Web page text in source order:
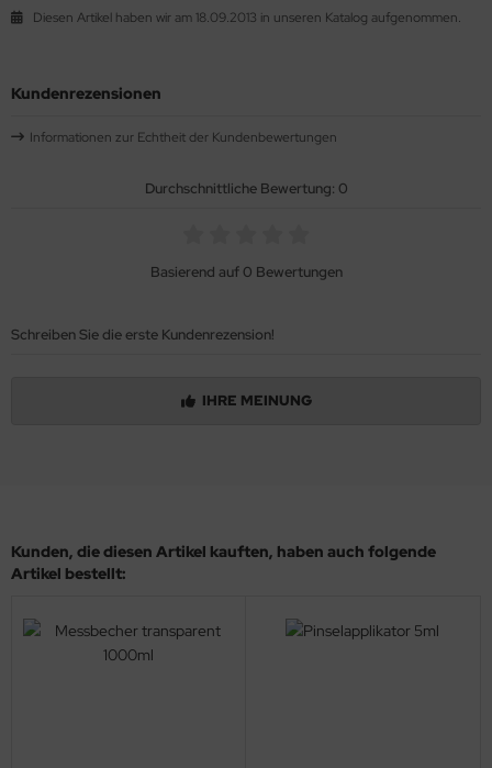
Diesen Artikel haben wir am 18.09.2013 in unseren Katalog aufgenommen.
Kundenrezensionen
Informationen zur Echtheit der Kundenbewertungen
Durchschnittliche Bewertung: 0
Basierend auf 0 Bewertungen
Schreiben Sie die erste Kundenrezension!
IHRE MEINUNG
Kunden, die diesen Artikel kauften, haben auch folgende
Artikel bestellt: